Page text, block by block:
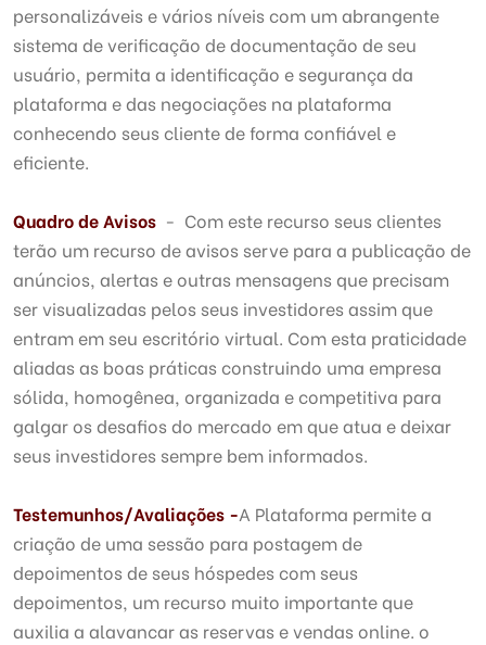
personalizáveis e vários níveis com um abrangente
sistema de verificação de documentação de seu
usuário, permita a identificação e segurança da
plataforma e das negociações na plataforma
conhecendo seus cliente de forma confiável e
eficiente.
Quadro de Avisos - Com este recurso seus clientes
terão um recurso de avisos serve para a publicação de
anúncios, alertas e outras mensagens que precisam
ser visualizadas pelos seus investidores assim que
entram em seu escritório virtual. Com esta praticidade
aliadas as boas práticas construindo uma empresa
sólida, homogênea, organizada e competitiva para
galgar os desafios do mercado em que atua e deixar
seus investidores sempre bem informados.
Testemunhos/Avaliações -A Plataforma permite a
criação de uma sessão para postagem de
depoimentos de seus hóspedes com seus
depoimentos, um recurso muito importante que
auxilia a alavancar as reservas e vendas online. o